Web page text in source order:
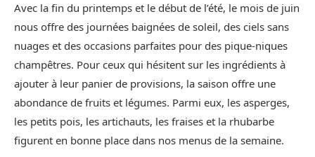
Avec la fin du printemps et le début de l’été, le mois de juin
nous offre des journées baignées de soleil, des ciels sans
nuages et des occasions parfaites pour des pique-niques
champêtres. Pour ceux qui hésitent sur les ingrédients à
ajouter à leur panier de provisions, la saison offre une
abondance de fruits et légumes. Parmi eux, les asperges,
les petits pois, les artichauts, les fraises et la rhubarbe
figurent en bonne place dans nos menus de la semaine.